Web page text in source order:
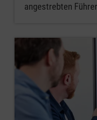
angestrebten